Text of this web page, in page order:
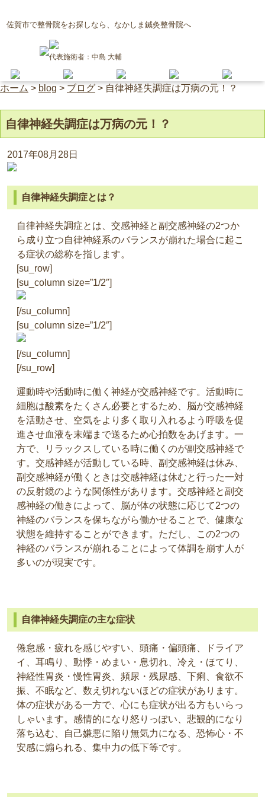
佐賀市で整骨院をお探しなら、なかしま鍼灸整骨院へ
代表施術者：中島 大輔
ホーム > blog > ブログ> 自律神経失調症は万病の元！？
自律神経失調症は万病の元！？
2017年08月28日
自律神経失調症とは？
自律神経失調症とは、交感神経と副交感神経の2つか
ら成り立つ自律神経系のバランスが崩れた場合に起こ
る症状の総称を指します。
[su_row]
[su_column size=”1/2″]
[/su_column]
[su_column size=”1/2″]
[/su_column]
[/su_row]
運動時や活動時に働く神経が交感神経です。活動時に
細胞は酸素をたくさん必要とするため、脳が交感神経
を活動させ、空気をより多く取り入れるよう呼吸を促
進させ血液を末端まで送るため心拍数をあげます。一
方で、リラックスしている時に働くのが副交感神経で
す。交感神経が活動している時、副交感神経は休み、
副交感神経が働くときは交感神経は休むと行った一対
の反射鏡のような関係性があります。交感神経と副交
感神経の働きによって、脳が体の状態に応じて2つの
神経のバランスを保ちながら働かせることで、健康な
状態を維持することができます。ただし、この2つの
神経のバランスが崩れることによって体調を崩す人が
多いのが現実です。
自律神経失調症の主な症状
倦怠感・疲れを感じやすい、頭痛・偏頭痛、ドライア
イ、耳鳴り、動悸・めまい・息切れ、冷え・ほてり、
神経性胃炎・慢性胃炎、頻尿・残尿感、下痢、食欲不
振、不眠など、数え切れないほどの症状があります。
体の症状がある一方で、心にも症状が出る方もいらっ
しゃいます。感情的になり怒りっぽい、悲観的になり
落ち込む、自己嫌悪に陥り無気力になる、恐怖心・不
安感に煽られる、集中力の低下等です。